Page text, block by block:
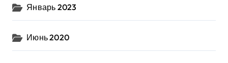
Январь 2023
Июнь 2020